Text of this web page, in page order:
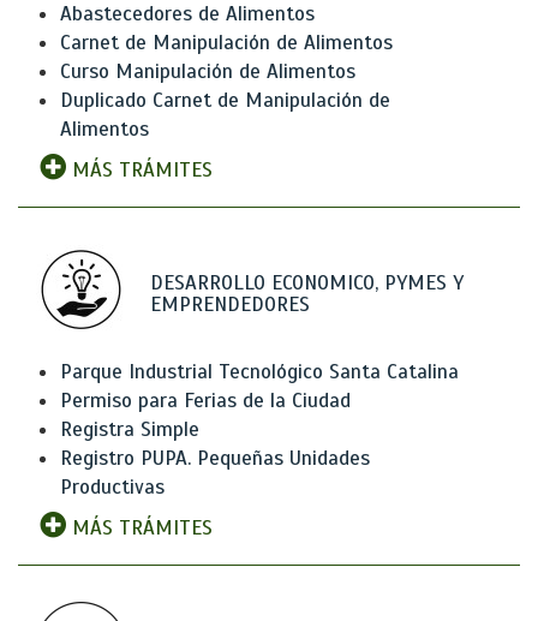
Abastecedores de Alimentos
Carnet de Manipulación de Alimentos
Curso Manipulación de Alimentos
Duplicado Carnet de Manipulación de
Alimentos
MÁS TRÁMITES
DESARROLLO ECONOMICO, PYMES Y
EMPRENDEDORES
Parque Industrial Tecnológico Santa Catalina
Permiso para Ferias de la Ciudad
Registra Simple
Registro PUPA. Pequeñas Unidades
Productivas
MÁS TRÁMITES